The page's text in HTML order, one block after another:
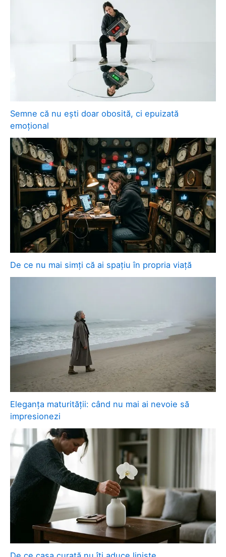
Semne că nu ești doar obosită, ci epuizată
emoțional
De ce nu mai simți că ai spațiu în propria viață
Eleganța maturității: când nu mai ai nevoie să
impresionezi